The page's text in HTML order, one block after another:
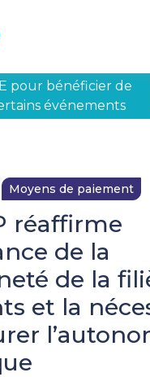
pour bénéficier de
événements
Moyens de paiement
réaffirme
de la
de la
et la